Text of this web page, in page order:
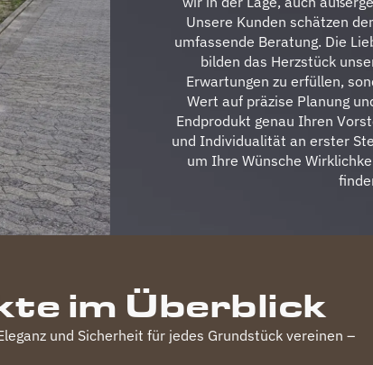
Unsere Kunden schätzen
umfassende Beratung. Die
bilden das Herzstück
Erwartungen zu erfüllen,
Wert auf präzise Planung
Endprodukt genau Ihren
und Individualität an erster
um Ihre Wünsche
im Überblick
und Sicherheit für jedes Grundstück vereinen –